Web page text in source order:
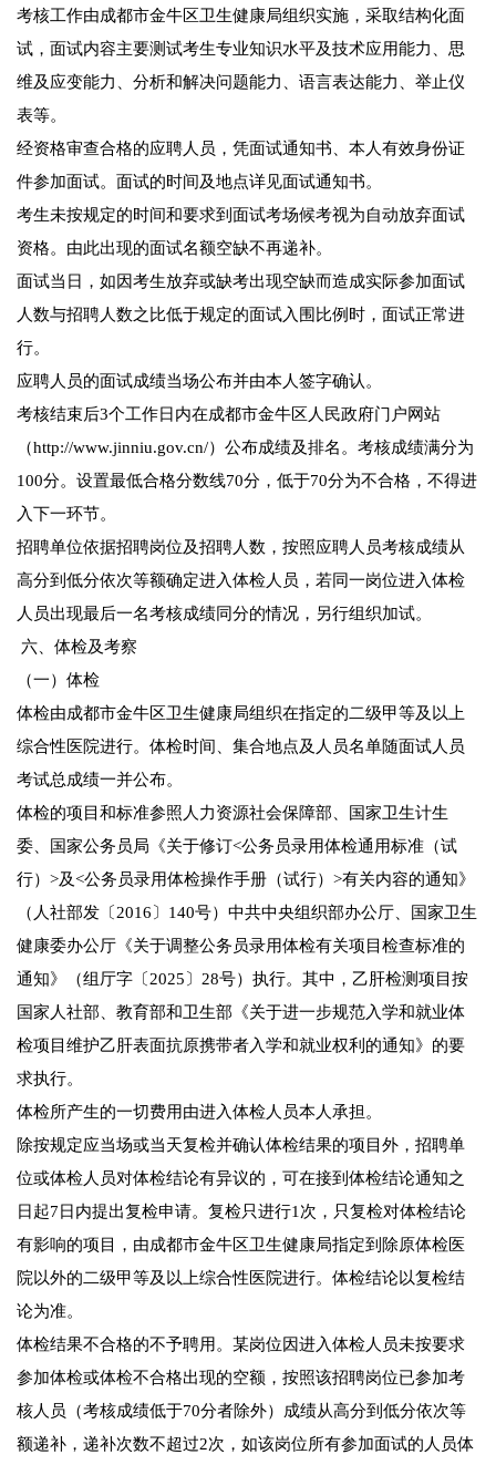
考核工作由成都市金牛区卫生健康局组织实施，采取结构化面
试，面试内容主要测试考生专业知识水平及技术应用能力、思
维及应变能力、分析和解决问题能力、语言表达能力、举止仪
表等。
经资格审查合格的应聘人员，凭面试通知书、本人有效身份证
件参加面试。面试的时间及地点详见面试通知书。
考生未按规定的时间和要求到面试考场候考视为自动放弃面试
资格。由此出现的面试名额空缺不再递补。
面试当日，如因考生放弃或缺考出现空缺而造成实际参加面试
人数与招聘人数之比低于规定的面试入围比例时，面试正常进
行。
应聘人员的面试成绩当场公布并由本人签字确认。
考核结束后3个工作日内在成都市金牛区人民政府门户网站
（http://www.jinniu.gov.cn/）公布成绩及排名。考核成绩满分为
100分。设置最低合格分数线70分，低于70分为不合格，不得进
入下一环节。
招聘单位依据招聘岗位及招聘人数，按照应聘人员考核成绩从
高分到低分依次等额确定进入体检人员，若同一岗位进入体检
人员出现最后一名考核成绩同分的情况，另行组织加试。
六、体检及考察
（一）体检
体检由成都市金牛区卫生健康局组织在指定的二级甲等及以上
综合性医院进行。体检时间、集合地点及人员名单随面试人员
考试总成绩一并公布。
体检的项目和标准参照人力资源社会保障部、国家卫生计生
委、国家公务员局《关于修订<公务员录用体检通用标准（试
行）>及<公务员录用体检操作手册（试行）>有关内容的通知》
（人社部发〔2016〕140号）中共中央组织部办公厅、国家卫生
健康委办公厅《关于调整公务员录用体检有关项目检查标准的
通知》（组厅字〔2025〕28号）执行。其中，乙肝检测项目按
国家人社部、教育部和卫生部《关于进一步规范入学和就业体
检项目维护乙肝表面抗原携带者入学和就业权利的通知》的要
求执行。
体检所产生的一切费用由进入体检人员本人承担。
除按规定应当场或当天复检并确认体检结果的项目外，招聘单
位或体检人员对体检结论有异议的，可在接到体检结论通知之
日起7日内提出复检申请。复检只进行1次，只复检对体检结论
有影响的项目，由成都市金牛区卫生健康局指定到除原体检医
院以外的二级甲等及以上综合性医院进行。体检结论以复检结
论为准。
体检结果不合格的不予聘用。某岗位因进入体检人员未按要求
参加体检或体检不合格出现的空额，按照该招聘岗位已参加考
核人员（考核成绩低于70分者除外）成绩从高分到低分依次等
额递补，递补次数不超过2次，如该岗位所有参加面试的人员体